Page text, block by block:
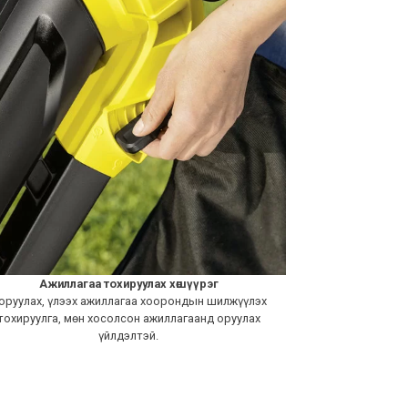
Ажиллагаа тохируулах хөшүүрэг
үлээх ажиллагаа хоорондын шилжүүлэх
мөн хосолсон ажиллагаанд оруулах
үйлдэлтэй.